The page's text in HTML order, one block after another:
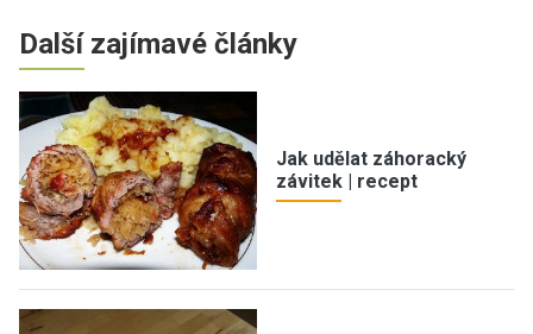
Další zajímavé články
Jak udělat záhoracký
závitek | recept